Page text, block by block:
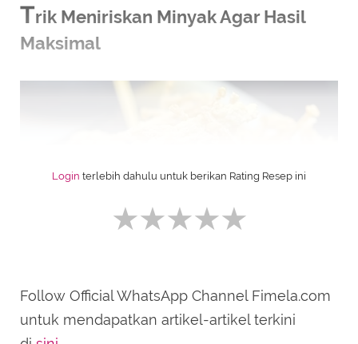
Trik Meniriskan Minyak Agar Hasil
Maksimal
Untuk menghindari jamur yang berminyak,
Login terlebih dahulu untuk berikan Rating Resep ini
SUBMIT REVIEW
Follow Official WhatsApp Channel Fimela.com
untuk mendapatkan artikel-artikel terkini